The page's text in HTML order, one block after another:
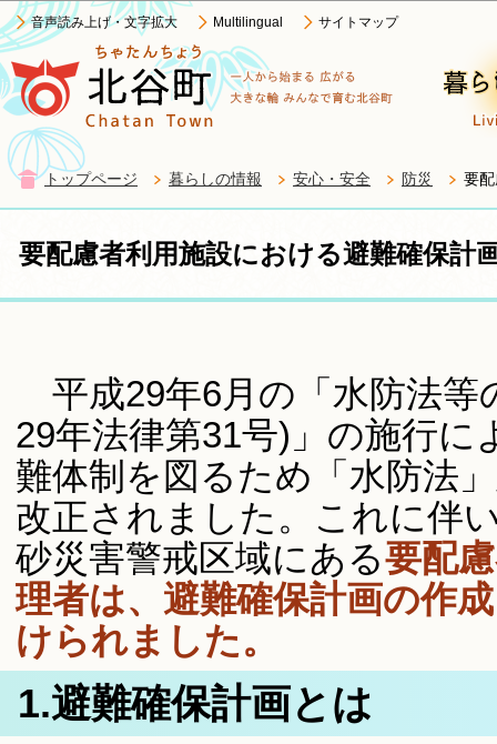
音声読み上げ・文字拡大 Multilingual サイトマップ
トップページ 暮らしの情報 安心・安全 防災 要
要配慮者利用施設における避難確保計
平成29年6月の「水防法等
29年法律第31号)」の施行に
難体制を図るため「水防法
改正されました。これに伴
砂災害警戒区域にある要配
理者は、避難確保計画の作
けられました。
1.避難確保計画とは